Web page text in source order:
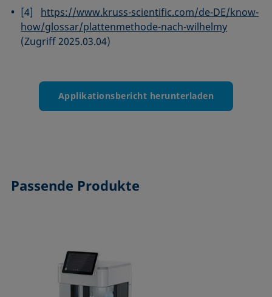
[4] https://www.kruss-scientific.com/de-DE/know-
how/glossar/plattenmethode-nach-wilhelmy
(Zugriff 2025.03.04)
Applikationsbericht herunterladen
Passende Produkte